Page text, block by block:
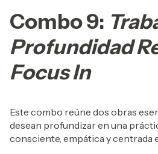
Combo 9:
Profundidad
Focus In
Este combo reúne dos obras
desean profundizar en una
consciente, empática y centrada